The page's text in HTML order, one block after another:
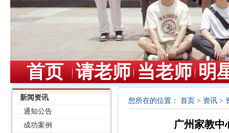
首页 请老师 当老师 明
新闻资讯
通知公告
成功案例
您所在的位置： 首页 > 资讯 >
广州家教中